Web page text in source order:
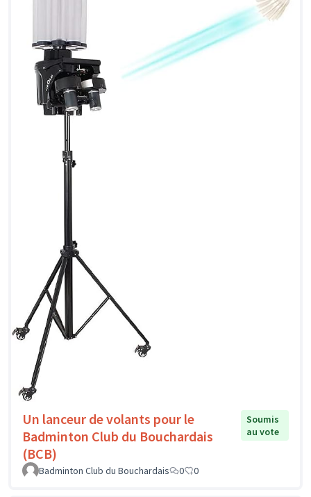
Un lanceur de volants pour le
Badminton Club du Bouchardais
(BCB)
Soumis
au vote
Badminton Club du Bouchardais 0 0